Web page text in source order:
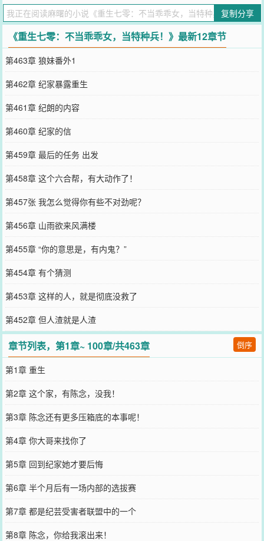
哥们说：“陈念，你哪里比得上小芸？”最后，陈念被绑着上了手术
台，给那个抢了自己位置的养女纪芸换肾。重生回来后，陈念明白
了。什么骨肉亲情？什么家庭的温暖？她都不要了！这辈子，她只想
过好自己的日子，让纪家人都滚得远远的！谁知，陈念转身就撞见了
老熟人，和他并肩作战，惺惺相惜。他说：“陈念，你值得这世上所有
的珍贵。”
您要是觉得《
重生七零：不当乖乖女，当特种兵！
要忘记向您QQ群和微博微信里的朋友推荐哦！
复制分享
《重生七零：不当乖乖女，当特种兵！》最新12章节
第463章 狼妹番外1
第462章 纪家暴露重生
第461章 纪朗的内容
第460章 纪家的信
第459章 最后的任务 出发
第458章 这个六合帮，有大动作了！
第457张 我怎么觉得你有些不对劲呢？
第456章 山雨欲来风满楼
第455章 “你的意思是，有内鬼？”
第454章 有个猜测
第453章 这样的人，就是彻底没救了
第452章 但人渣就是人渣
章节列表，第1章~ 100章/共463章 倒序
第1章 重生
第2章 这个家，有陈念，没我！
第3章 陈念还有更多压箱底的本事呢！
第4章 你大哥来找你了
第5章 回到纪家她才要后悔
第6章 半个月后有一场内部的选拔赛
第7章 都是纪芸受害者联盟中的一个
第8章 陈念，你给我滚出来！